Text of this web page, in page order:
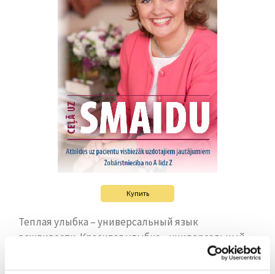
Купить
Теплая улыбка – универсальный язык
вежливости. Красивая улыбка – универсальный
возможности выражать свои чувства улыбкой?